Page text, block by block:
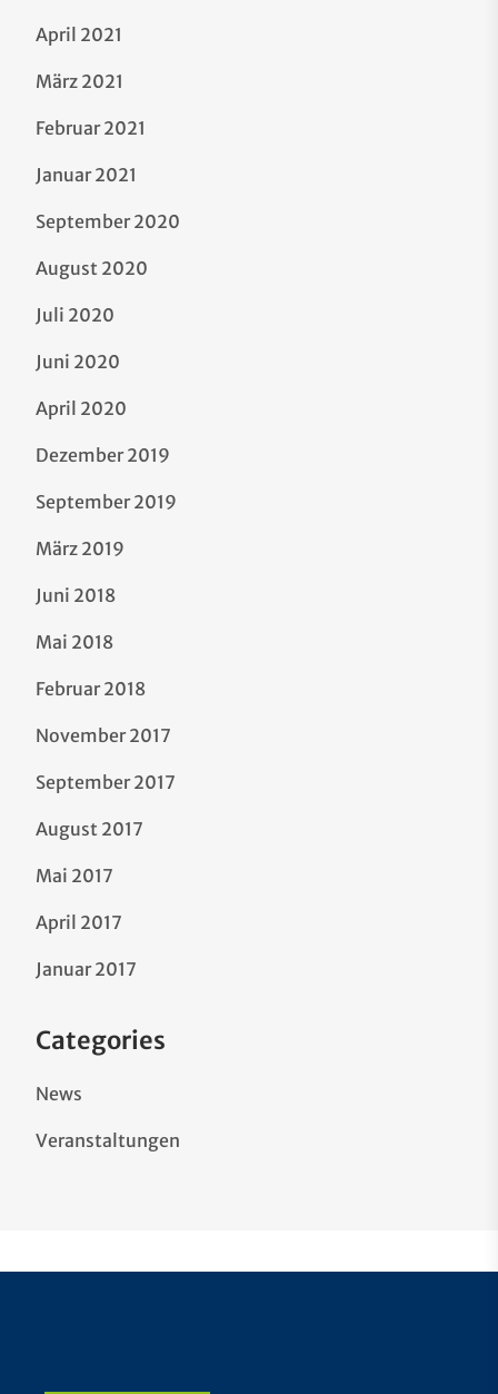
April 2021
März 2021
Februar 2021
Januar 2021
September 2020
August 2020
Juli 2020
Juni 2020
April 2020
Dezember 2019
September 2019
März 2019
Juni 2018
Mai 2018
Februar 2018
November 2017
September 2017
August 2017
Mai 2017
April 2017
Januar 2017
Categories
News
Veranstaltungen